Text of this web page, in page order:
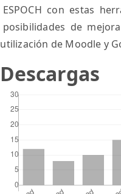
ESPOCH con estas
posibilidades de
utilización de Moodle y
Descargas